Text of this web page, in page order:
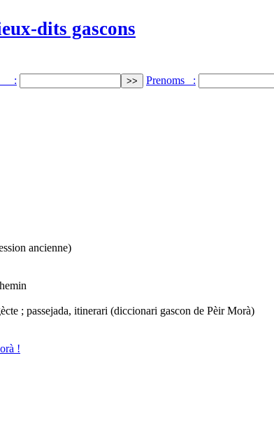
dits gascons
: Prenoms :
ancienne)
; passejada, itinerari (diccionari gascon de Pèir Morà)
!